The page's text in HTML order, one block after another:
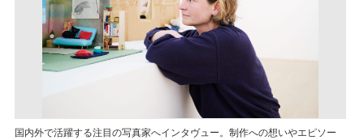
国内外で活躍する注目の写真家へインタヴュー。制作への想いやエピソー